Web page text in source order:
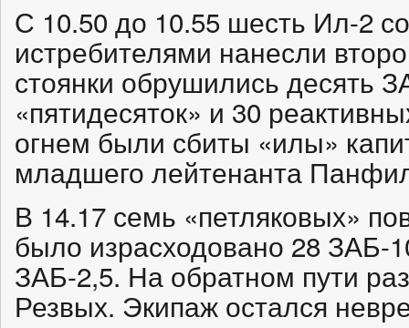
С 10.50 до 10.55 шесть Ил-2
истребителями нанесли
стоянки обрушились десять
«пятидесяток» и 30
огнем были сбиты «илы»
младшего лейтенанта
В 14.17 семь «петляковых»
было израсходовано 28 ЗАБ-
ЗАБ-2,5. На обратном пути
Резвых. Экипаж остался